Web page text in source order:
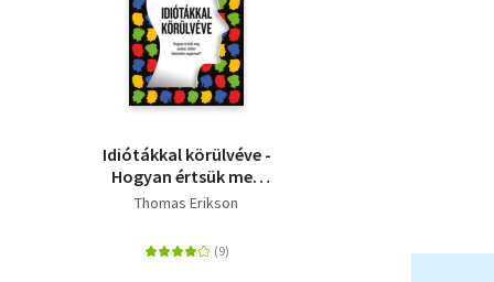
Idiótákkal körülvéve -
Hogyan értsük meg
azokat, akiket
Thomas Erikson